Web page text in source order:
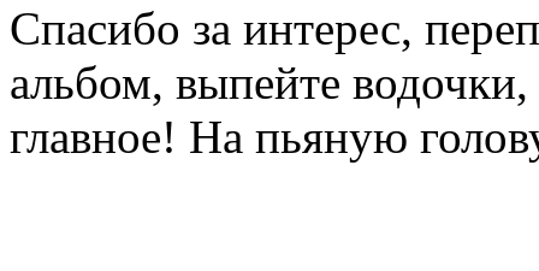
Спасибо за интерес,
альбом, выпейте
главное! На пьяную